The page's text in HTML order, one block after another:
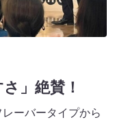
」絶賛！
ーバータイプから